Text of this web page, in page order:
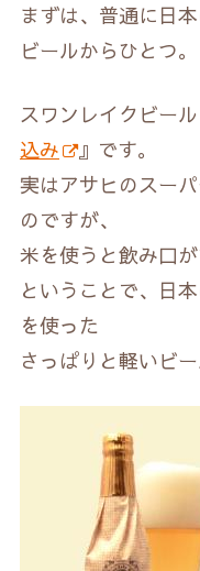
まずは、普通に日
ビールからひとつ。
スワンレイクビー
込み
』です。
実はアサヒのスー
のですが、
米を使うと飲み口
ということで、日
を使った
さっぱりと軽いビ